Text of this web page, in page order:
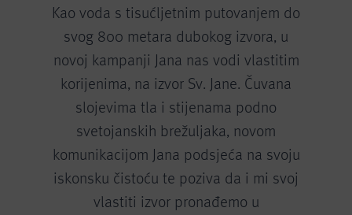
Kao voda s tisućljetnim putovanjem do
svog 800 metara dubokog izvora, u
novoj kampanji Jana nas vodi vlastitim
korijenima, na izvor Sv. Jane. Čuvana
slojevima tla i stijenama podno
svetojanskih brežuljaka, novom
komunikacijom Jana podsjeća na svoju
iskonsku čistoću te poziva da i mi svoj
vlastiti izvor pronađemo u